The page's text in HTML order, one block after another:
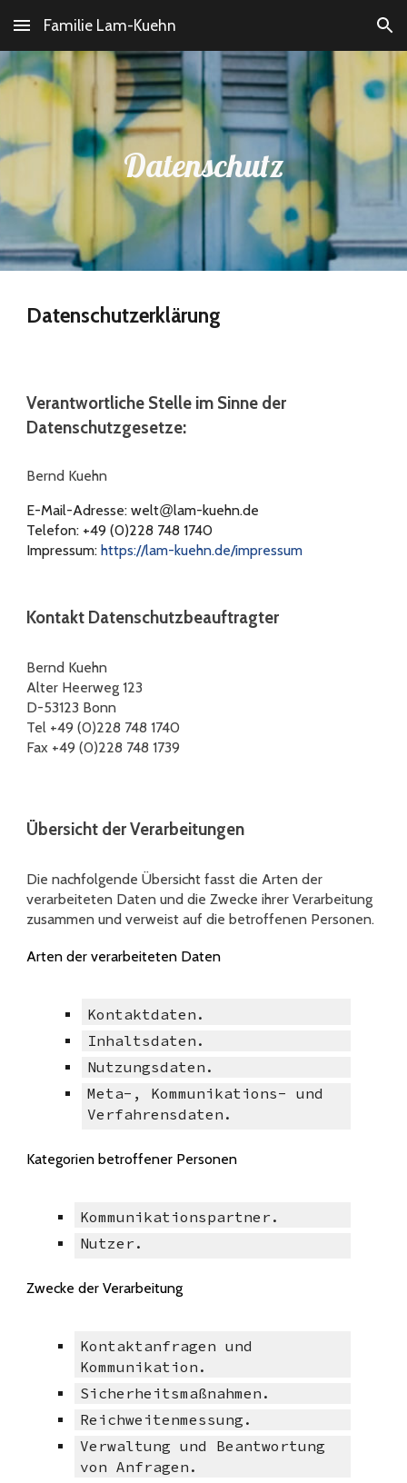
Skip to main content Skip to navigation
Familie Lam-Kuehn
Datenschutz
Datenschutzerklärung
Verantwortliche Stelle im Sinne der
Datenschutzgesetze:
Bernd Kuehn
E-Mail-Adresse:welt@lam-kuehn.de
Telefon: +49 (0)228 748 1740
Impressum:https://lam-kuehn.de/impressum
Kontakt Datenschutzbeauftragter
Bernd Kuehn
Alter Heerweg 123
D-53123 Bonn
Tel +49 (0)228 748 1740
Fax +49 (0)228 748 1739
Übersicht der Verarbeitungen
Die nachfolgende Übersicht fasst die Arten der
verarbeiteten Daten und die Zwecke ihrer Verarbeitung
zusammen und verweist auf die betroffenen Personen.
Arten der verarbeiteten Daten
Kontaktdaten.
Inhaltsdaten.
Nutzungsdaten.
Meta-, Kommunikations- und
Verfahrensdaten.
Kategorien betroffener Personen
Kommunikationspartner.
Nutzer.
Zwecke der Verarbeitung
Kontaktanfragen und
Kommunikation.
Sicherheitsmaßnahmen.
Reichweitenmessung.
Verwaltung und Beantwortung
von Anfragen.